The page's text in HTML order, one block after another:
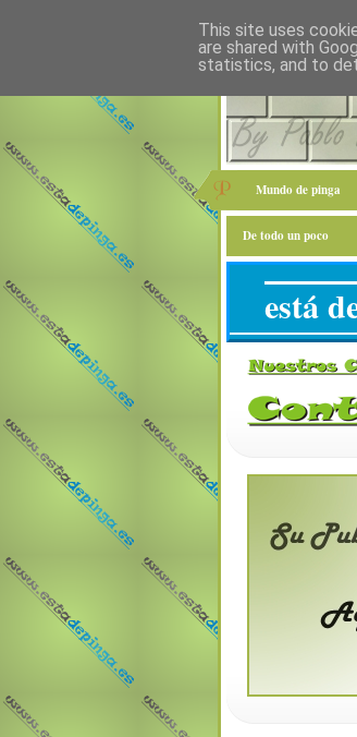
Mundo de pinga
De todo un poco
está
This site uses
are shared with
statistics, and to